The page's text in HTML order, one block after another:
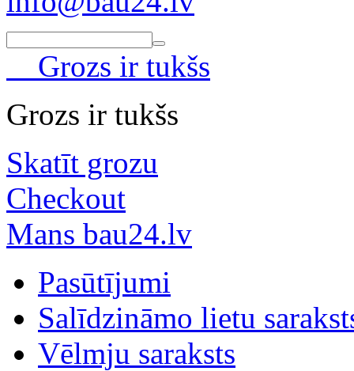
Grozs ir tukšs
Grozs ir tukšs
Skatīt grozu
Checkout
Mans bau24.lv
Pasūtījumi
Salīdzināmo lietu
Vēlmju saraksts